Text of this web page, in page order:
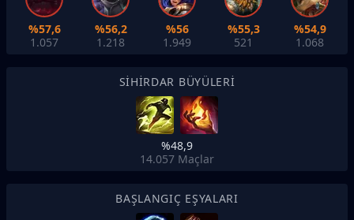
%57,6
1.057
%56,2
1.218
%56
1.949
%55,3
521
%54,9
1.068
SIHIRDAR BÜYÜLERI
%48,9
14.057 Maçlar
BAŞLANGIÇ EŞYALARI